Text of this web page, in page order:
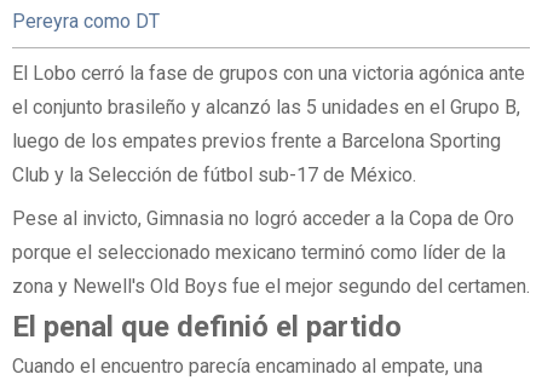
Pereyra como DT
El Lobo cerró la fase de grupos con una victoria agónica ante
el conjunto brasileño y alcanzó las 5 unidades en el Grupo B,
luego de los empates previos frente a Barcelona Sporting
Club y la Selección de fútbol sub-17 de México.
Pese al invicto, Gimnasia no logró acceder a la Copa de Oro
porque el seleccionado mexicano terminó como líder de la
zona y Newell's Old Boys fue el mejor segundo del certamen.
El penal que definió el partido
Cuando el encuentro parecía encaminado al empate, una